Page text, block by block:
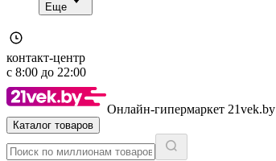
Еще
контакт-центр
с 8:00 до 22:00
Онлайн-гипермаркет 21vek.by
Каталог товаров